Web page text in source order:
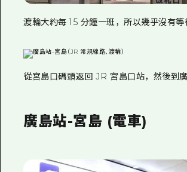
渡輪大約每 15 分鐘一班，所以幾乎沒有等
從宮島口碼頭返回 JR 宮島口站，然後到廣
廣島站-宮島 (電車)